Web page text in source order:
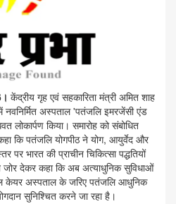
केंद्रीय गृह एवं सहकारिता मंत्री अमित शाह
नवनिर्मित अस्पताल 'पतंजलि इमरजेंसी एंड
लोकार्पण किया। समारोह को संबोधित
कि पतंजलि योगपीठ ने योग, आयुर्वेद और
पर भारत की प्राचीन चिकित्सा पद्धतियों
जोर देकर कहा कि अब अत्याधुनिक सुविधाओं
अस्पताल के जरिए पतंजलि आधुनिक
सुनिश्चित करने जा रहा है।